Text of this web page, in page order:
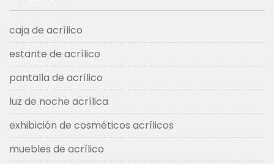
caja de acrílico
estante de acrílico
pantalla de acrílico
luz de noche acrílica
exhibición de cosméticos acrílicos
muebles de acrílico